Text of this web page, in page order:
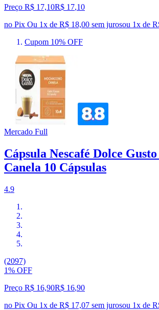
Preço R$ 17,10R$ 17,10
no Pix Ou 1x de R$ 18,00 sem jurosou 1x de
Cupom 10% OFF
Mercado Full
Cápsula Nescafé Dolce
Canela 10 Cápsulas
4.9
(2097)
1% OFF
Preço R$ 16,90R$ 16,90
no Pix Ou 1x de R$ 17,07 sem jurosou 1x de